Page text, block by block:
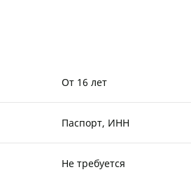
От 16 лет
Паспорт, ИНН
Не требуется